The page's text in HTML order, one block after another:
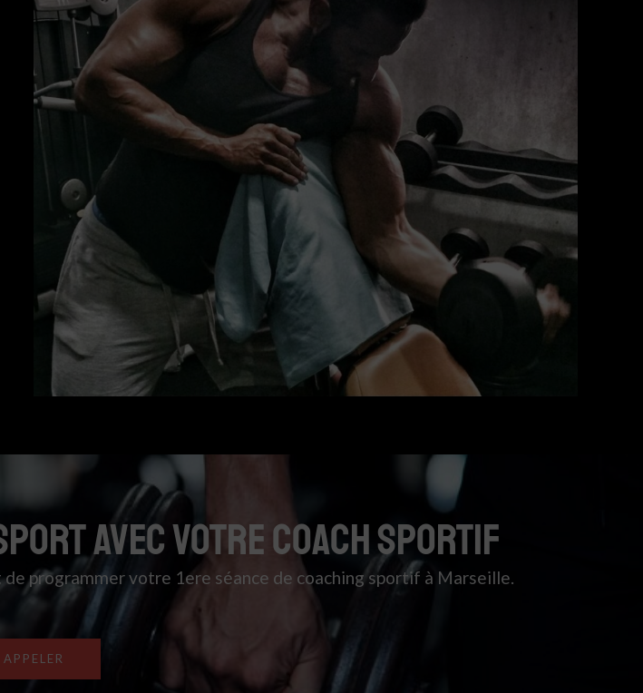
AVEC VOTRE COACH SPORTIF
programmer votre 1ere séance de coaching sportif à Marseille.
APPELER